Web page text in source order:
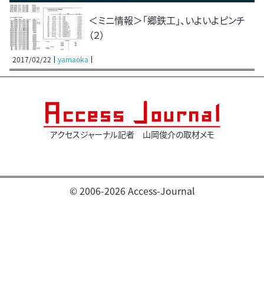
＜ミニ情報＞「郷鉄工」、いよいよピンチ
（２）
2017/02/22 yamaoka
アクセスジャーナル記者 山岡俊介の取材メモ
© 2006-2026 Access-Journal